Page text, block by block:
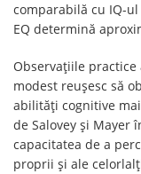
comparabilă cu IQ-
EQ determină
Observațiile
modest reușesc să
abilități cognitive
de Salovey și Mayer
capacitatea de a
proprii și ale